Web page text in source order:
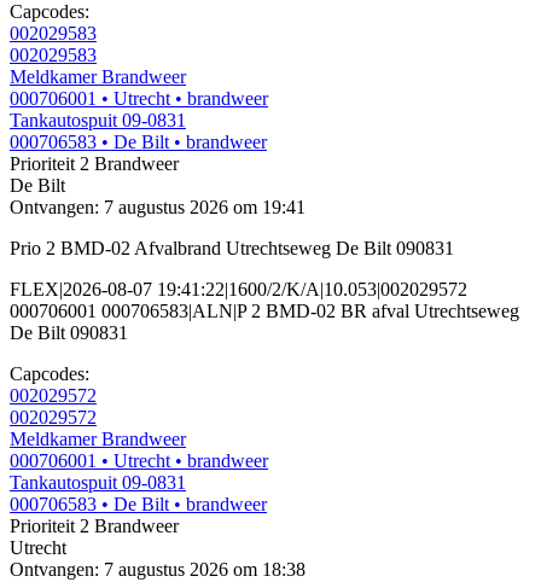
Capcodes:
002029583
002029583
Meldkamer Brandweer
000706001 • Utrecht • brandweer
Tankautospuit 09-0831
000706583 • De Bilt • brandweer
Prioriteit 2 Brandweer
De Bilt
Ontvangen: 7 augustus 2026 om 19:41
Prio 2 BMD-02 Afvalbrand Utrechtseweg De Bilt 090831
FLEX|2026-08-07 19:41:22|1600/2/K/A|10.053|002029572
000706001 000706583|ALN|P 2 BMD-02 BR afval Utrechtseweg
De Bilt 090831
Capcodes:
002029572
002029572
Meldkamer Brandweer
000706001 • Utrecht • brandweer
Tankautospuit 09-0831
000706583 • De Bilt • brandweer
Prioriteit 2 Brandweer
Utrecht
Ontvangen: 7 augustus 2026 om 18:38